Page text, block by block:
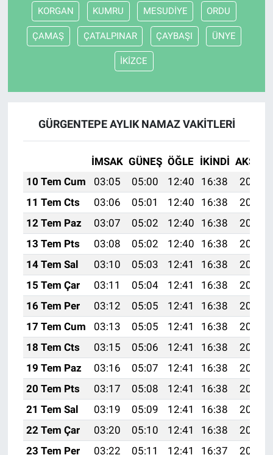
KORGAN KUMRU MESUDİYE ORDU
ÇAMAŞ ÇATALPINAR ÇAYBAŞI ÜNYE
İKİZCE
GÜRGENTEPE AYLIK NAMAZ VAKITLERI
İMSAK GÜNEŞ ÖĞLE İKINDI AKŞAM
10 Tem Cum
03:05 05:00 12:40 16:38
20:10
11 Tem Cts
03:06 05:01 12:40 16:38
20:09
12 Tem Paz
03:07 05:02 12:40 16:38
20:09
13 Tem Pts
03:08 05:02 12:40 16:38
20:08
14 Tem Sal
03:10 05:03 12:41 16:38
20:08
15 Tem Çar
03:11 05:04 12:41 16:38
20:07
16 Tem Per
03:12 05:05 12:41 16:38
20:07
17 Tem Cum
03:13 05:05 12:41 16:38
20:06
18 Tem Cts
03:15 05:06 12:41 16:38
20:06
19 Tem Paz
03:16 05:07 12:41 16:38
20:05
20 Tem Pts
03:17 05:08 12:41 16:38
20:04
21 Tem Sal
03:19 05:09 12:41 16:38
20:03
22 Tem Çar
03:20 05:10 12:41 16:38
20:03
23 Tem Per
03:22 05:11 12:41 16:37
20:02